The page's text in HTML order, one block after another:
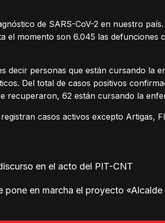
de SARS-CoV-2 en nuestro
el momento son 6.045 las defunciones
decir personas que están cursando la
Del total de casos positivos
recuperaron, 62 están cursando la
casos activos excepto Artigas,
en el acto del PIT-CNT
pone en marcha el proyecto